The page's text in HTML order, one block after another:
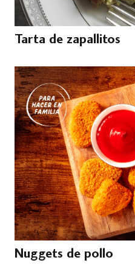
Tarta de zapallitos
Nuggets de pollo